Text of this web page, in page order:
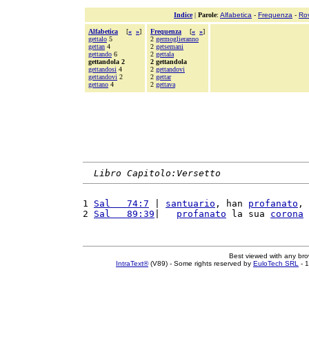
Indice| Parole: Alfabetica - Frequenza -
Alfabetica [« »]
gettalo 5
gettan 4
gettando 6
gettandola 2
gettandosi 4
gettandovi 2
gettano 4
Frequenza [« »]
2 germoglieranno
2 getsemani
2 gettala
2 gettandola
2 gettandovi
2 gettar
2 gettava
Libro Capitolo:Versetto
1 Sal   74:7 santuario , han profanato ,
2 Sal   89:39 profanato la sua corona
Best viewed with any
IntraText®(V89) - Some rights reserved by EuloTech SRL -